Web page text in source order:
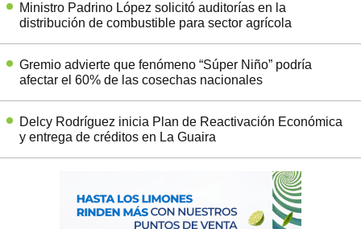
Ministro Padrino López solicitó auditorías en la
distribución de combustible para sector agrícola
Gremio advierte que fenómeno “Súper Niño” podría
afectar el 60% de las cosechas nacionales
Delcy Rodríguez inicia Plan de Reactivación Económica
y entrega de créditos en La Guaira